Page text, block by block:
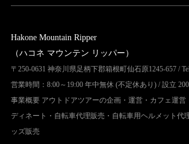
Hakone Mountain Ripper
（ハコネ マウンテン リッパー）
〒250-0631 神奈川県足柄下郡箱根町仙石原1245-657 /
営業時間：8:00～19:00 年中無休 (不定休あり) / 設立
事業概要 アウトドアツアーの企画・運営・カフェ運営
ディネート・自転車代理販売・自転車用ヘルメット代
ッズ販売